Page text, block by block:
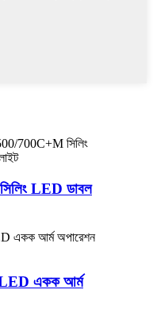
LED ডাবল
LED একক আর্ম